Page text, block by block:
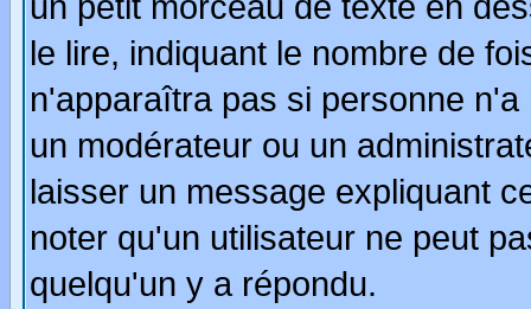
le lire, indiquant le nombre de
n'apparaîtra pas si personne
un modérateur ou un
laisser un message expliquant
noter qu'un utilisateur ne peut
quelqu'un y a répondu.